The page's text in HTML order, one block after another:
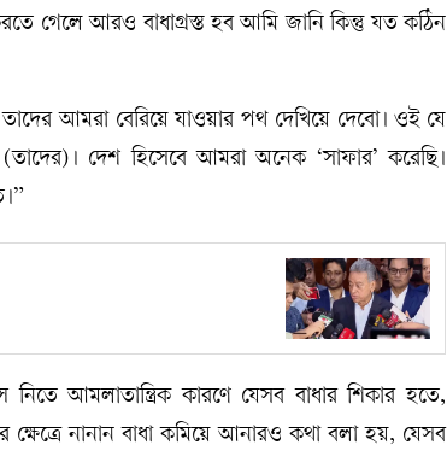
গেলে আরও বাধাগ্রস্ত হব আমি জানি কিন্তু যত কঠিন
আমরা বেরিয়ে যাওয়ার পথ দেখিয়ে দেবো। ওই যে
দেশ হিসেবে আমরা অনেক ‘সাফার’ করেছি।
নিতে আমলাতান্ত্রিক কারণে যেসব বাধার শিকার হতে,
নানান বাধা কমিয়ে আনারও কথা বলা হয়, যেসব